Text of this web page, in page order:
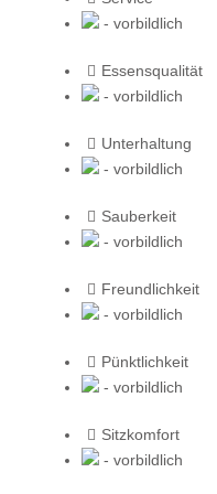
- vorbildlich
Essensqualität
- vorbildlich
Unterhaltung
- vorbildlich
Sauberkeit
- vorbildlich
Freundlichkeit
- vorbildlich
Pünktlichkeit
- vorbildlich
Sitzkomfort
- vorbildlich